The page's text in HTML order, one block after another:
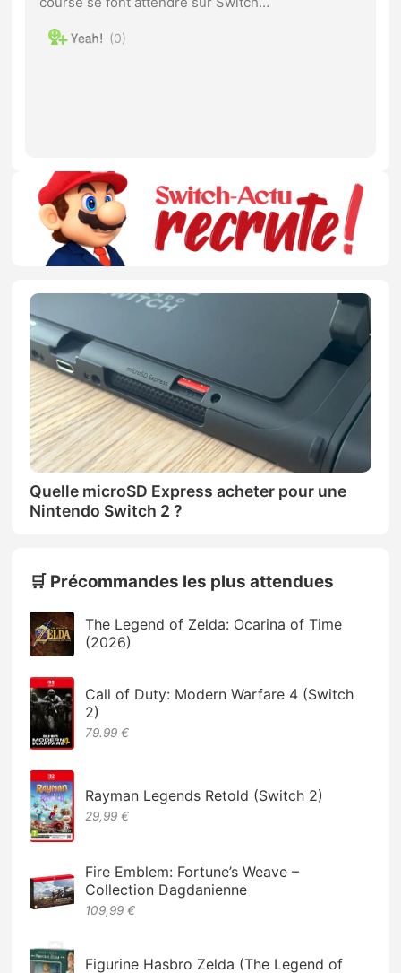
0
Quelle microSD Express acheter pour une
Nintendo Switch 2 ?
🛒 Précommandes les plus attendues
The Legend of Zelda: Ocarina of Time
(2026)
Call of Duty: Modern Warfare 4 (Switch
2)
79.99 €
Rayman Legends Retold (Switch 2)
29,99 €
Fire Emblem: Fortune’s Weave –
Collection Dagdanienne
109,99 €
Figurine Hasbro Zelda (The Legend of